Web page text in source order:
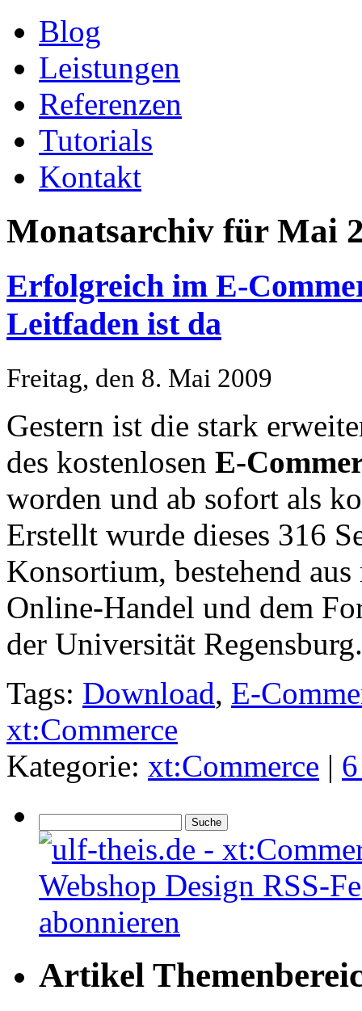
Blog
Leistungen
Referenzen
Tutorials
Kontakt
Monatsarchiv für Mai
Erfolgreich im E-
Leitfaden ist da
Freitag, den 8. Mai 2009
Gestern ist die stark
des kostenlosen E-
worden und ab sofort als
Erstellt wurde dieses 316
Konsortium, bestehend
Online-Handel und dem
der Universität Regensburg.
Tags: Download, E-
xt:Commerce
Kategorie: xt:Commerce |
Artikel